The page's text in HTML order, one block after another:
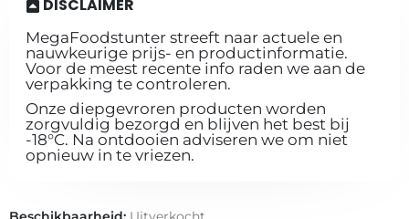
DISCLAIMER
MegaFoodstunter streeft naar actuele en
nauwkeurige prijs- en productinformatie.
Voor de meest recente info raden we aan de
verpakking te controleren.
Onze diepgevroren producten worden
zorgvuldig bezorgd en blijven het best bij
-18°C. Na ontdooien adviseren we om niet
opnieuw in te vriezen.